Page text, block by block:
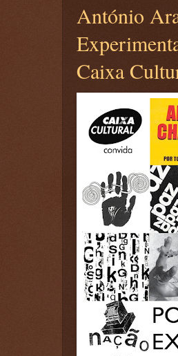
António
Caixa